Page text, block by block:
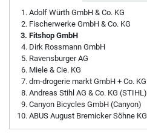
Adolf Würth GmbH & Co. KG
Fischerwerke GmbH & Co. KG
Fitshop GmbH
Dirk Rossmann GmbH
Ravensburger AG
Miele & Cie. KG
dm-drogerie markt GmbH + Co. KG
Andreas Stihl AG & Co. KG (STIHL)
Canyon Bicycles GmbH (Canyon)
ABUS August Bremicker Söhne KG